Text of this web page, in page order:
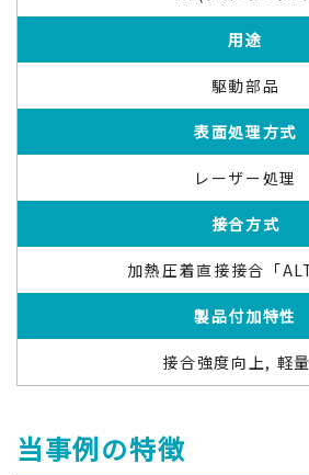
用途
駆動部品
表面処理方式
レーザー処理
接合方式
加熱圧着直接接合「
製品付加特性
接合強度向上, 軽
当事例の特徴